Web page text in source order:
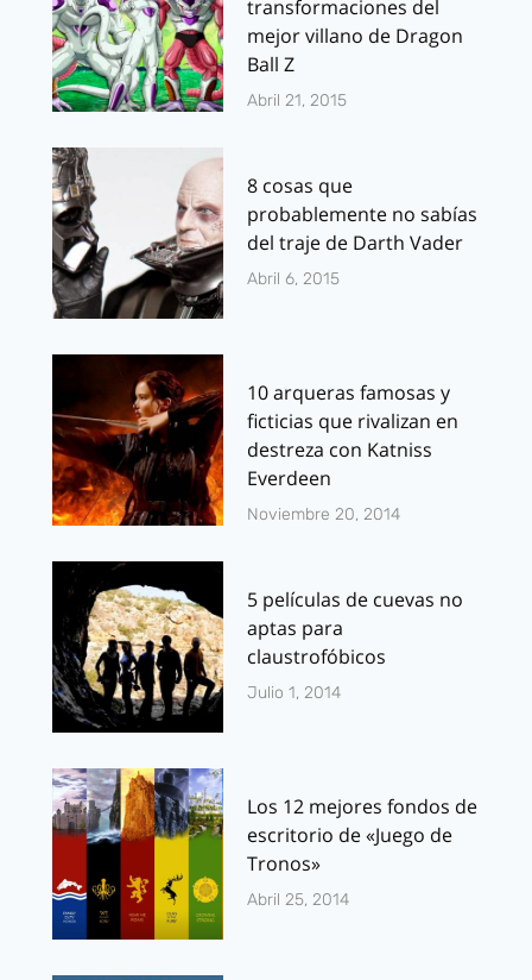
transformaciones del
mejor villano de Dragon
Ball Z
Abril 21, 2015
8 cosas que
probablemente no sabías
del traje de Darth Vader
Abril 6, 2015
10 arqueras famosas y
ficticias que rivalizan en
destreza con Katniss
Everdeen
Noviembre 20, 2014
5 películas de cuevas no
aptas para
claustrofóbicos
Julio 1, 2014
Los 12 mejores fondos de
escritorio de «Juego de
Tronos»
Abril 25, 2014